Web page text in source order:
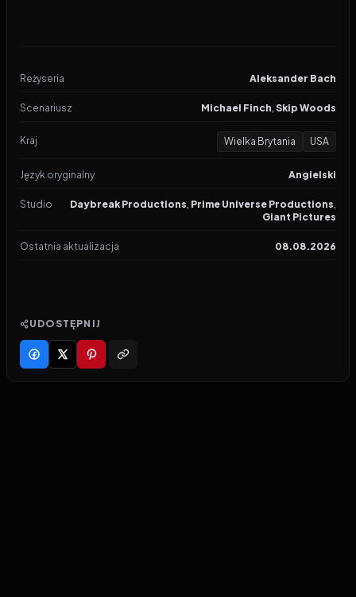
Reżyseria Aleksander Bach
Scenariusz Michael Finch, Skip Woods
Kraj Wielka Brytania USA
Język oryginalny Angielski
Studio Daybreak Productions, Prime Universe Productions,
Giant Pictures
Ostatnia aktualizacja 08.08.2026
UDOSTĘPNIJ